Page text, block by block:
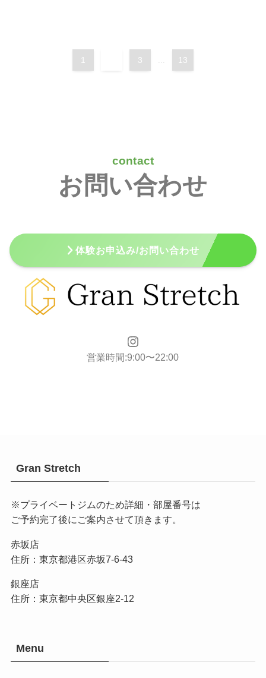
1 3 ... 13
contact
お問い合わせ
体験お申込み/お問い合わせ
営業時間:9:00〜22:00
Gran Stretch
※プライベートジムのため詳細・部屋番号は
ご予約完了後にご案内させて頂きます。
赤坂店
住所：東京都港区赤坂7-6-43
銀座店
住所：東京都中央区銀座2-12
Menu